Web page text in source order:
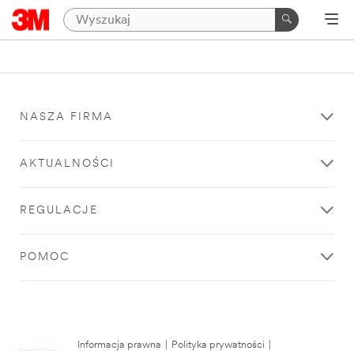
NASZA FIRMA
AKTUALNOŚCI
REGULACJE
POMOC
Informacja prawna Polityka prywatności